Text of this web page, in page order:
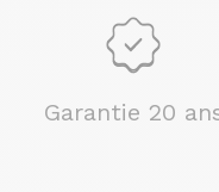
Garantie 20